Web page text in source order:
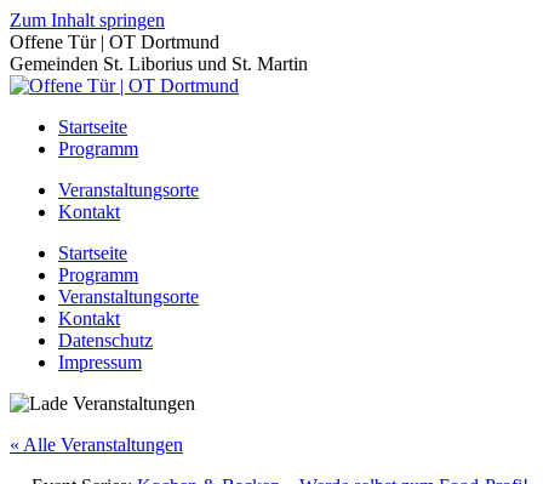
Zum Inhalt springen
Offene Tür | OT Dortmund
Gemeinden St. Liborius und St. Martin
Startseite
Programm
Veranstaltungsorte
Kontakt
Startseite
Programm
Veranstaltungsorte
Kontakt
Datenschutz
Impressum
« Alle Veranstaltungen